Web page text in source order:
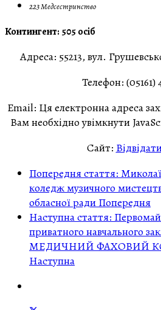
223 Медсестринство
Контингент: 505 осіб
Адреса: 55213, вул.
Телефон: (05161)
Email: Ця електронна адреса
Вам необхідно увімкнути
Сайт:
Попередня стаття:
коледж музичного
обласної ради Попередня
Наступна стаття:
приватного навчального
МЕДИЧНИЙ ФАХОВИЙ
Наступна